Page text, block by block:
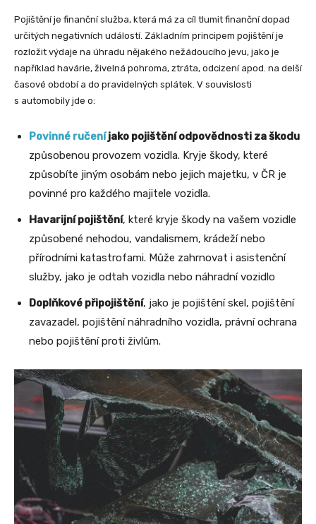
Pojištění je finanční služba, která má za cíl tlumit finanční dopad
určitých negativních událostí. Základním principem pojištění je
rozložit výdaje na úhradu nějakého nežádoucího jevu, jako je
například havárie, živelná pohroma, ztráta, odcizení apod. na delší
časové období a do pravidelných splátek. V souvislosti
s automobily jde o:
Povinné ručeníjako pojištění odpovědnosti za škodu
způsobenou provozem vozidla. Kryje škody, které
způsobíte jiným osobám nebo jejich majetku, v ČR je
povinné pro každého majitele vozidla.
Havarijní pojištění, které kryje škody na vašem vozidle
způsobené nehodou, vandalismem, krádeží nebo
přírodními katastrofami. Může zahrnovat i asistenční
služby, jako je odtah vozidla nebo náhradní vozidlo
Doplňkové připojištění, jako je pojištění skel, pojištění
zavazadel, pojištění náhradního vozidla, právní ochrana
nebo pojištění proti živlům.